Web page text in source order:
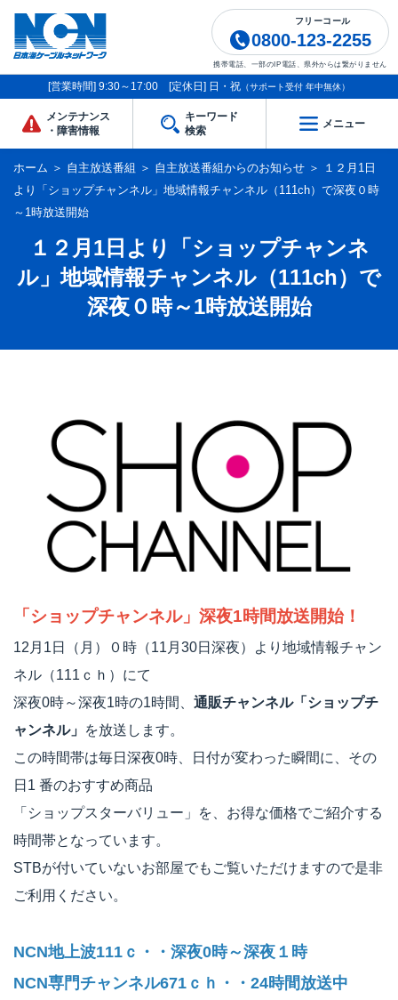
フリーコール
0800-123-2255
携帯電話、一部のIP電話、県外からは繋がりません
[営業時間] 9:30～17:00 [定休日] 日・祝 （サポート受付 年中無休）
メンテナンス
・障害情報
キーワード
検索
メニュー
ホーム ＞ 自主放送番組 ＞ 自主放送番組からのお知らせ ＞
１２月1日
より「ショップチャンネル」地域情報チャンネル（111ch）で深夜０時
～1時放送開始
１２月1日より「ショップチャンネ
ル」地域情報チャンネル（111ch）で
深夜０時～1時放送開始
「ショップチャンネル」深夜1時間放送開始！
12月1日（月）０時（11月30日深夜）より地域情報チャン
ネル（111ｃｈ）にて
深夜0時～深夜1時の1時間、 通販チャンネル「ショップチ
ャンネル」 を放送します。
この時間帯は毎日深夜0時、日付が変わった瞬間に、その
日1 番のおすすめ商品
「ショップスターバリュー」を、お得な価格でご紹介する
時間帯となっています。
STBが付いていないお部屋でもご覧いただけますので是非
ご利用ください。
NCN地上波111ｃ・・深夜0時～深夜１時
NCN専門チャンネル671ｃｈ・・24時間放送中